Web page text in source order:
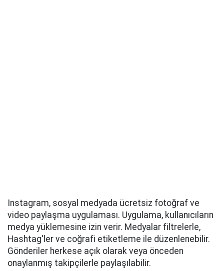
Instagram, sosyal medyada ücretsiz fotoğraf ve
video paylaşma uygulaması. Uygulama, kullanıcıların
medya yüklemesine izin verir. Medyalar filtrelerle,
Hashtag'ler ve coğrafi etiketleme ile düzenlenebilir.
Gönderiler herkese açık olarak veya önceden
onaylanmış takipçilerle paylaşılabilir.